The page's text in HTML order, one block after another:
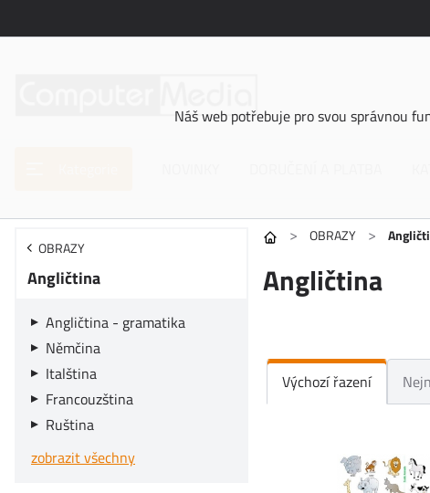
Náš web potřebuje pro svou správnou
> OBRAZY >
OBRAZY
Angličtina
Angličtina - gramatika
Němčina
Italština
Francouzština
Ruština
zobrazit všechny
Angličtina
Výchozí řazení